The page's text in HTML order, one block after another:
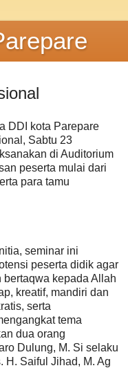
DDI kota Parepare
Sabtu 23
di Auditorium
peserta mulai dari
para tamu
seminar ini
peserta didik agar
kepada Allah
kreatif, mandiri dan
serta
tema
dua orang
Dulung, M. Si selaku
H. Saiful Jihad, M. Ag